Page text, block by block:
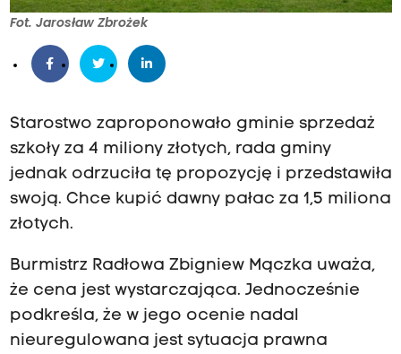
Fot. Jarosław Zbrożek
Starostwo zaproponowało gminie sprzedaż
szkoły za 4 miliony złotych, rada gminy
jednak odrzuciła tę propozycję i przedstawiła
swoją. Chce kupić dawny pałac za 1,5 miliona
złotych.
Burmistrz Radłowa Zbigniew Mączka uważa,
że cena jest wystarczająca. Jednocześnie
podkreśla, że w jego ocenie nadal
nieuregulowana jest sytuacja prawna